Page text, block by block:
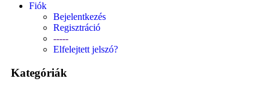
Fiók
Bejelentkezés
Regisztráció
-----
Elfelejtett jelszó?
Kategóriák